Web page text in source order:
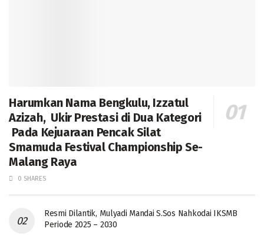
Harumkan Nama Bengkulu, Izzatul
Azizah, Ukir Prestasi di Dua Kategori
Pada Kejuaraan Pencak Silat
Smamuda Festival Championship Se-
Malang Raya
0 SHARES
Resmi Dilantik, Mulyadi Mandai S.Sos Nahkodai IKSMB
Periode 2025 – 2030